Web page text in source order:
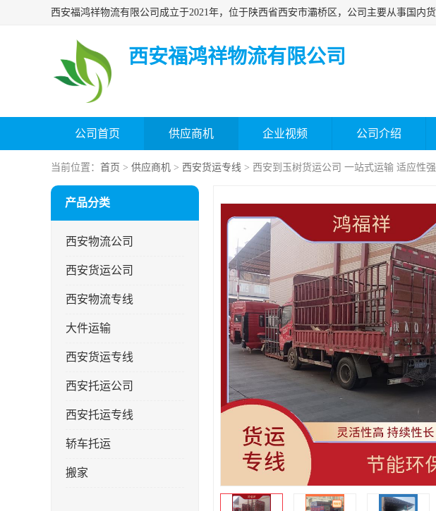
西安福鸿祥物流有限公司
公司首页 供应商机 企业视频 公司介绍
当前位置： 首页 > 供应商机 > 西安货运专线 > 西安到玉树货运公司 一站式运输 适应性强
产品分类
西安物流公司
西安货运公司
西安物流专线
大件运输
西安货运专线
西安托运公司
西安托运专线
轿车托运
搬家